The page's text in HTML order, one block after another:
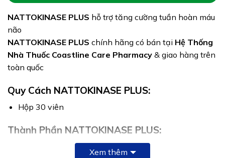
NATTOKINASE PLUS hỗ trợ tăng cường tuần hoàn máu
não
NATTOKINASE PLUS chính hãng có bán tại Hệ Thống
Nhà Thuốc Coastline Care Pharmacy & giao hàng trên
toàn quốc
Quy Cách NATTOKINASE PLUS:
Hộp 30 viên
Thành Phần NATTOKINASE PLUS:
Cho 1 viên có chứa:
Xem thêm